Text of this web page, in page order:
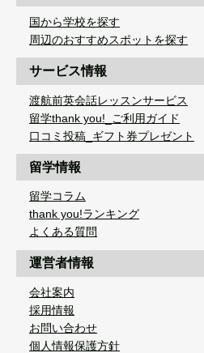
国から学校を探す
周辺のおすすめスポットを探す
サービス情報
渡航前英会話レッスンサービス
留学thank you!_ご利用ガイド
口コミ投稿_ギフト券プレゼント
留学情報
留学コラム
thank you!ランキング
よくある質問
運営者情報
会社案内
採用情報
お問い合わせ
個人情報保護方針